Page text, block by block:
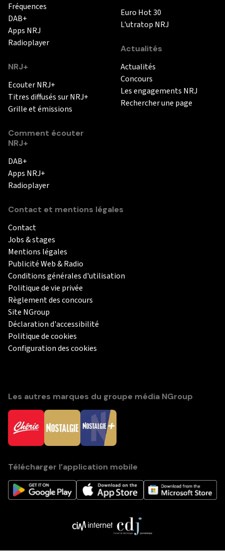
Fréquences
DAB+
Apps NRJ
Radioplayer
NRJ+
Ecouter NRJ+
Titres diffusés sur NRJ+
Grille et émissions
Comment écouter
NRJ+
DAB+
Apps NRJ+
Radioplayer
Euro Hot 30
L'utratop NRJ
Actualités
Actualités
Concours
Les engagements NRJ
Rechercher une page
Contact et mentions légales
Contact
Jobs & stages
Mentions légales
Publicité Web & Radio
Conditions générales d'utilisation
Politique de vie privée
Règlement des concours
Site NGroup
Déclaration d'accessibilité
Politique de cookies
Configuration des cookies
Les autres marques du groupe média NGroup
Télécharger l’application mobile